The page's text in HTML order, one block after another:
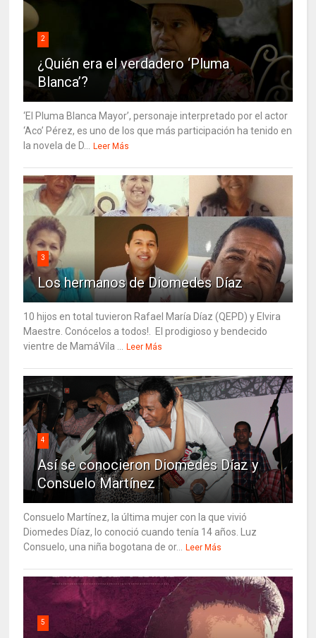
2
¿Quién era el verdadero ‘Pluma
Blanca’?
‘El Pluma Blanca Mayor’, personaje interpretado por el actor
‘Aco’ Pérez, es uno de los que más participación ha tenido en
la novela de D... Leer Más
3
Los hermanos de Diomedes Díaz
10 hijos en total tuvieron Rafael María Díaz (QEPD) y Elvira
Maestre. Conócelos a todos!. El prodigioso y bendecido
vientre de MamáVila ... Leer Más
4
Así se conocieron Diomedes Díaz y
Consuelo Martínez
Consuelo Martínez, la última mujer con la que vivió
Diomedes Díaz, lo conoció cuando tenía 14 años. Luz
Consuelo, una niña bogotana de or... Leer Más
5